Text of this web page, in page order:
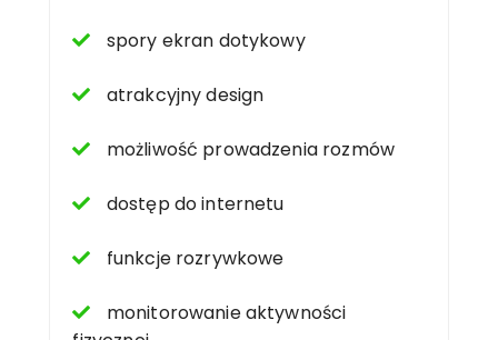
spory ekran dotykowy
atrakcyjny design
możliwość prowadzenia rozmów
dostęp do internetu
funkcje rozrywkowe
monitorowanie aktywności